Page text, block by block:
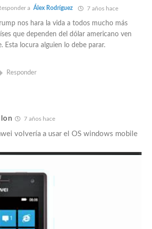
a Álex Rodríguez 7 años hace
nos hara la vida a todos mucho más
que dependen del dólar americano ven
Esta locura alguien lo debe parar.
Responder
7 años hace
volvería a usar el OS windows mobile